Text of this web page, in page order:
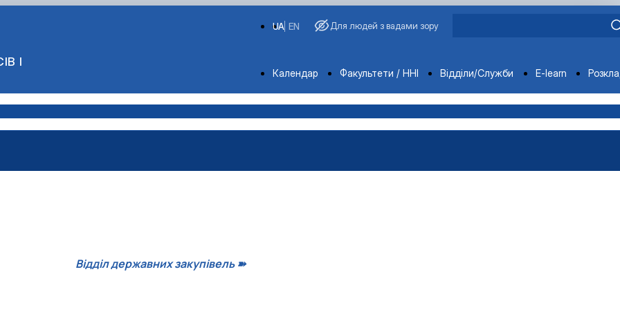
І
EN
UA Для людей з вадами зору
Departments
Календар Факультети / ННІ Відділи/Служби E-learn
Відділ державних закупівель ➽